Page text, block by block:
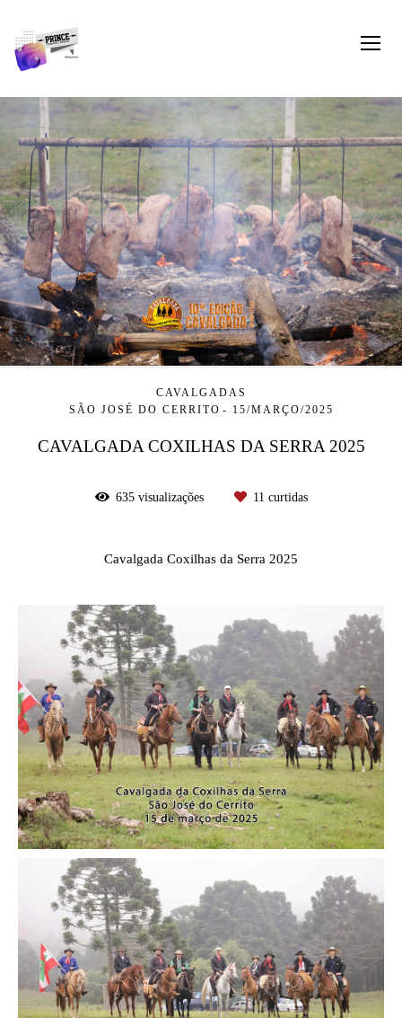
CAVALGADAS
SÃO JOSÉ DO CERRITO
15/MARÇO/2025
CAVALGADA COXILHAS DA SERRA 2025
635visualizações 11 curtidas
Cavalgada Coxilhas da Serra 2025